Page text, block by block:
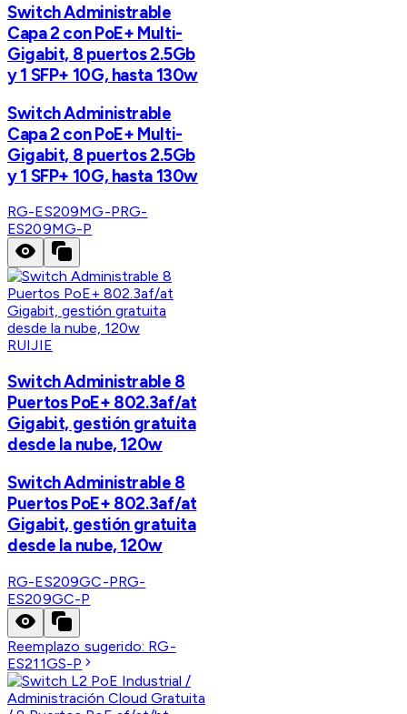
Switch Administrable
Capa 2 con PoE+ Multi-
Gigabit, 8 puertos 2.5Gb
y 1 SFP+ 10G, hasta 130w
Switch Administrable
Capa 2 con PoE+ Multi-
Gigabit, 8 puertos 2.5Gb
y 1 SFP+ 10G, hasta 130w
RG-ES209MG-PRG-
ES209MG-P
RUIJIE
Switch Administrable 8
Puertos PoE+ 802.3af/at
Gigabit, gestión gratuita
desde la nube, 120w
Switch Administrable 8
Puertos PoE+ 802.3af/at
Gigabit, gestión gratuita
desde la nube, 120w
RG-ES209GC-PRG-
ES209GC-P
Reemplazo sugerido: RG-
ES211GS-P